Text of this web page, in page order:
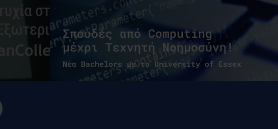
Σπουδές από Computing
μέχρι Τεχνητή Νοημοσύνη!
Νέα Bachelors με το University of Essex